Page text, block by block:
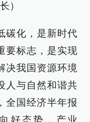
）
碳化，是新时代
要标志，是实现
决我国资源环境
人与自然和谐共
全国经济半年报
好态势，产业